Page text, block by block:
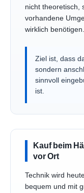
nicht theoretisch,
vorhandene
wirklich benötigen.
Ziel ist, dass
sondern
sinnvoll
ist.
Kauf beim
vor Ort
Technik wird
bequem und mit